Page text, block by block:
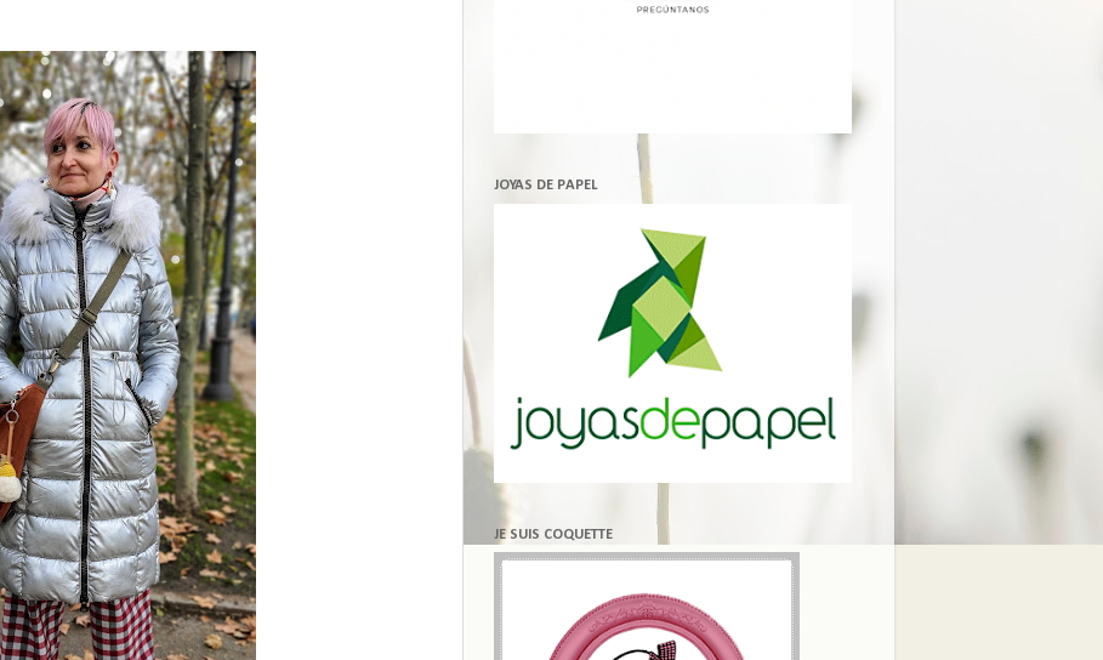
JOYAS DE PAPEL
JE SUIS COQUETTE